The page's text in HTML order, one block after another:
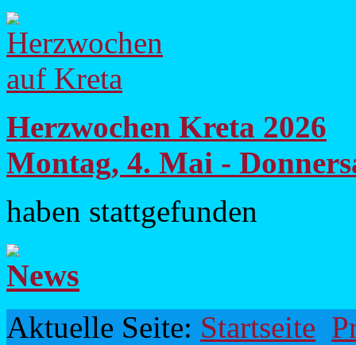
Herzwochen Kreta 2026
Montag, 4. Mai -
haben stattgefunden
Aktuelle Seite: Startseite